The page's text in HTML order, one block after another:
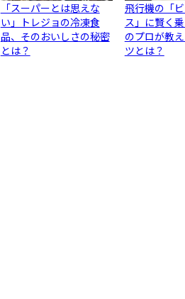
「スーパーとは思えな
い」トレジョの冷凍食
品、そのおいしさの秘密
とは？
飛行機の「
ス」に賢く
のプロが教
ツとは？